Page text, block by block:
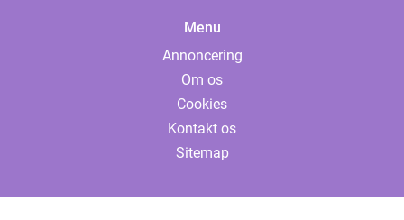
Menu
Annoncering
Om os
Cookies
Kontakt os
Sitemap